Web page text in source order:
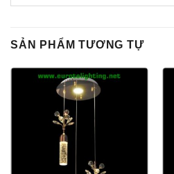
SẢN PHẨM TƯƠNG TỰ